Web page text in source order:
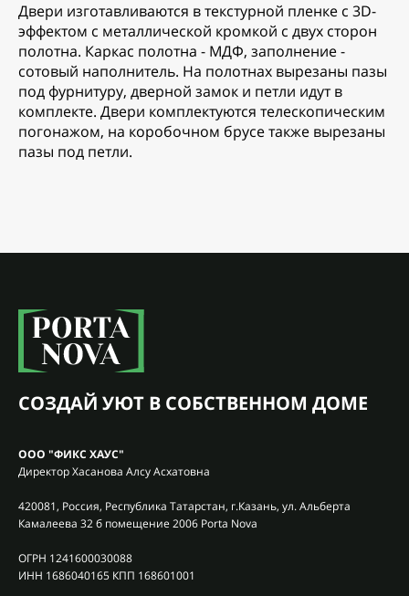
Двери изготавливаются в текстурной пленке с 3D-
эффектом с металлической кромкой с двух сторон
полотна. Каркас полотна - МДФ, заполнение -
сотовый наполнитель. На полотнах вырезаны пазы
под фурнитуру, дверной замок и петли идут в
комплекте. Двери комплектуются телескопическим
погонажом, на коробочном брусе также вырезаны
пазы под петли.
СОЗДАЙ УЮТ В СОБСТВЕННОМ ДОМЕ
ООО "ФИКС ХАУС"
Директор Хасанова Алсу Асхатовна
420081, Россия, Республика Татарстан, г.Казань, ул. Альберта
Камалеева 32 б помещение 2006 Porta Nova
ОГРН 1241600030088
ИНН 1686040165 КПП 168601001